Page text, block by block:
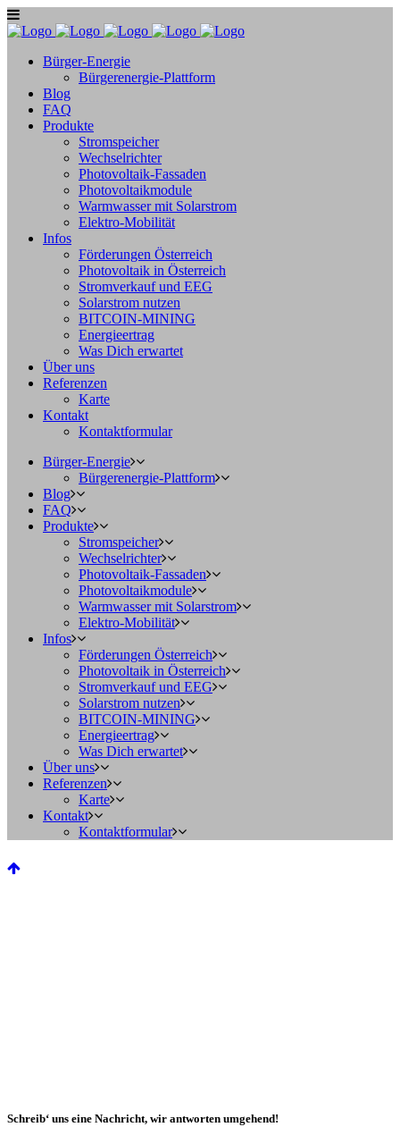
Bürger-Energie
Bürgerenergie-Plattform
Blog
FAQ
Produkte
Stromspeicher
Wechselrichter
Photovoltaik-Fassaden
Photovoltaikmodule
Warmwasser mit Solarstrom
Elektro-Mobilität
Infos
Förderungen Österreich
Photovoltaik in Österreich
Stromverkauf und EEG
Solarstrom nutzen
BITCOIN-MINING
Energieertrag
Was Dich erwartet
Über uns
Referenzen
Karte
Kontakt
Kontaktformular
Bürger-Energie
Bürgerenergie-Plattform
Blog
FAQ
Produkte
Stromspeicher
Wechselrichter
Photovoltaik-Fassaden
Photovoltaikmodule
Warmwasser mit Solarstrom
Elektro-Mobilität
Infos
Förderungen Österreich
Photovoltaik in Österreich
Stromverkauf und EEG
Solarstrom nutzen
BITCOIN-MINING
Energieertrag
Was Dich erwartet
Über uns
Referenzen
Karte
Kontakt
Kontaktformular
Schreib‘ uns eine Nachricht, wir antworten umgehend!